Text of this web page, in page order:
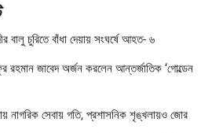
বালু চুরিতে বাঁধা দেয়ায় সংঘর্ষে আহত- ৬
রহমান জাবেদ অর্জন করলেন আন্তর্জাতিক ‘গোল্ডেন
নাগরিক সেবায় গতি, প্রশাসনিক শৃঙ্খলায়ও জোর